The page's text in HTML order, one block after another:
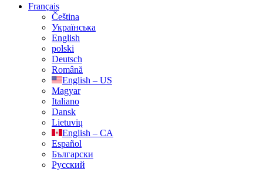
Français
Čeština
Українська
English
polski
Deutsch
Română
English – US
Magyar
Italiano
Dansk
Lietuvių
English – CA
Español
Български
Русский